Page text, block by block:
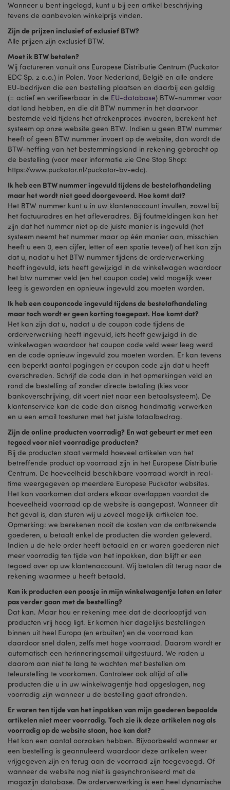
Wanneer u bent ingelogd, kunt u bij een artikel beschrijving
tevens de aanbevolen winkelprijs vinden.
Zijn de prijzen inclusief of exlusief BTW?
Alle prijzen zijn exclusief BTW.
Moet ik BTW betalen?
Wij factureren vanuit ons Europese Distributie Centrum (Puckator
EDC Sp. z o.o.) in Polen. Voor Nederland, België en alle andere
EU-bedrijven die een bestelling plaatsen en daarbij een geldig
(= actief en verifieerbaar in de EU-database) BTW-nummer voor
dat land hebben, en die dit BTW nummer in het daarvoor
bestemde veld tijdens het afrekenproces invoeren, berekent het
systeem op onze website geen BTW. Indien u geen BTW nummer
heeft of geen BTW nummer invoert op de website, dan wordt de
BTW-heffing van het bestemmingsland in rekening gebracht op
de bestelling (voor meer informatie zie One Stop Shop:
https://www.puckator.nl/puckator-bv-edc).
Ik heb een BTW nummer ingevuld tijdens de bestelafhandeling
maar het wordt niet goed doorgevoerd. Hoe komt dat?
Het BTW nummer kunt u in uw klantenaccount invullen, zowel bij
het factuuradres en het afleveradres. Bij foutmeldingen kan het
zijn dat het nummer niet op de juiste manier is ingevuld (het
systeem neemt het nummer maar op één manier aan, misschien
heeft u een 0, een cijfer, letter of een spatie teveel) of het kan zijn
dat u, nadat u het BTW nummer tijdens de orderverwerking
heeft ingevuld, iets heeft gewijzigd in de winkelwagen waardoor
het btw nummer veld (en het coupon code) veld mogelijk weer
leeg is geworden en opnieuw ingevuld zou moeten worden.
Ik heb een couponcode ingevuld tijdens de bestelafhandeling
maar toch wordt er geen korting toegepast. Hoe komt dat?
Het kan zijn dat u, nadat u de coupon code tijdens de
orderverwerking heeft ingevuld, iets heeft gewijzigd in de
winkelwagen waardoor het coupon code veld weer leeg werd
en de code opnieuw ingevuld zou moeten worden. Er kan tevens
een beperkt aantal pogingen er coupon code zijn dat u heeft
overschreden. Schrijf de code dan in het opmerkingen veld en
rond de bestelling af zonder directe betaling (kies voor
bankoverschrijving, dit voert niet naar een betaalsysteem). De
klantenservice kan de code dan alsnog handmatig verwerken
en u een email toesturen met het juiste totaalbedrag.
Zijn de online producten voorradig? En wat gebeurt er met een
tegoed voor niet voorradige producten?
Bij de producten staat vermeld hoeveel artikelen van het
betreffende product op voorraad zijn in het Europese Distributie
Centrum. De hoeveelheid beschikbare voorraad wordt in real-
time weergegeven op meerdere Europese Puckator websites.
Het kan voorkomen dat orders elkaar overlappen voordat de
hoeveelheid voorraad op de website is aangepast. Wanneer dit
het geval is, dan sturen wij u zoveel mogelijk artikelen toe.
Opmerking: we berekenen nooit de kosten van de ontbrekende
goederen, u betaalt enkel de producten die worden geleverd.
Indien u de hele order heeft betaald en er waren goederen niet
meer voorradig ten tijde van het inpakken, dan blijft er een
tegoed over op uw klantenaccount. Wij betalen dit terug naar de
rekening waarmee u heeft betaald.
Kan ik producten een poosje in mijn winkelwagentje laten en later
pas verder gaan met de bestelling?
Dat kan. Maar hou er rekening mee dat de doorlooptijd van
producten vrij hoog ligt. Er komen hier dagelijks bestellingen
binnen uit heel Europa (en erbuiten) en de voorraad kan
daardoor snel dalen, zelfs met hoge voorraad. Daarom wordt er
automatisch een herinneringsemail uitgestuurd. We raden u
daarom aan niet te lang te wachten met bestellen om
teleurstelling te voorkomen. Controleer ook altijd of alle
producten die u in uw winkelwagentje had opgeslagen, nog
voorradig zijn wanneer u de bestelling gaat afronden.
Er waren ten tijde van het inpakken van mijn goederen bepaalde
artikelen niet meer voorradig. Toch zie ik deze artikelen nog als
voorradig op de website staan, hoe kan dat?
Het kan een aantal oorzaken hebben. Bijvoorbeeld wanneer er
een bestelling is geannuleerd waardoor deze artikelen weer
vrijgegeven zijn en terug aan de voorraad zijn toegevoegd. Of
wanneer de website nog niet is gesynchroniseerd met de
magazijn database. De orderverwerking is een heel dynamische